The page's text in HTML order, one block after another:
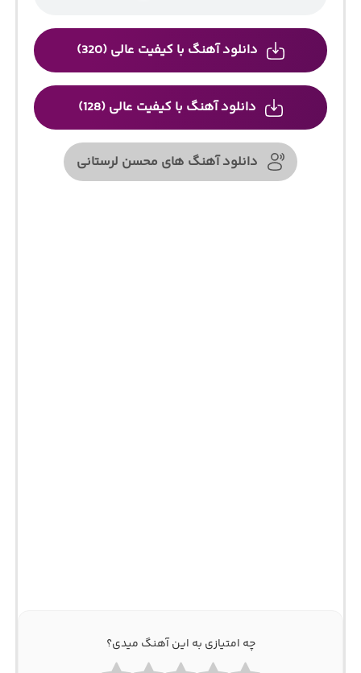
دانلود آهنگ با کیفیت عالی (320)
دانلود آهنگ با کیفیت عالی (128)
دانلود آهنگ های محسن لرستانی
چه امتیازی به این آهنگ میدی؟